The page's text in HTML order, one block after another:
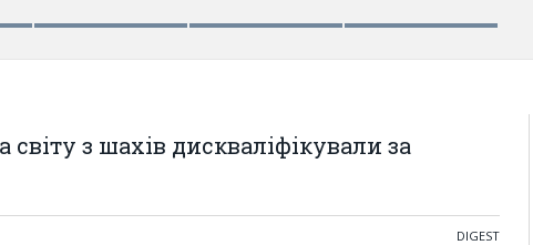
світу з шахів дискваліфікували за
DIGEST